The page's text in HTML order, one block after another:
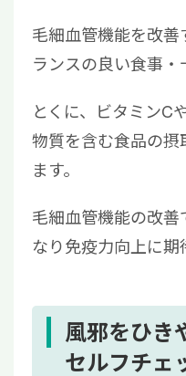
毛細血管機能を改
ランスの良い食事・
とくに、ビタミンC
物質を含む食品の
ます。
毛細血管機能の改善
なり免疫力向上に期
風邪をひき
セルフチェ